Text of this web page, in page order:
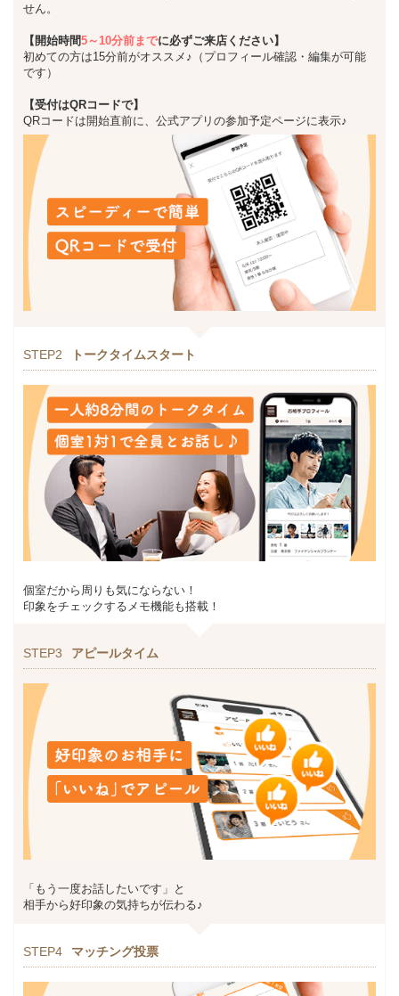
せん。
【開始時間5～10分前までに必ずご来店ください】
初めての方は15分前がオススメ♪（プロフィール確認・編集が可能
です）
【受付はQRコードで】
QRコードは開始直前に、公式アプリの参加予定ページに表示♪
STEP2 トークタイムスタート
個室だから周りも気にならない！
印象をチェックするメモ機能も搭載！
STEP3 アピールタイム
「もう一度お話したいです」と
相手から好印象の気持ちが伝わる♪
STEP4 マッチング投票